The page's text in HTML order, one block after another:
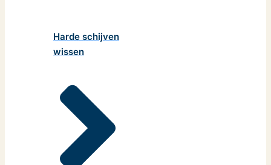
Harde schijven
wissen